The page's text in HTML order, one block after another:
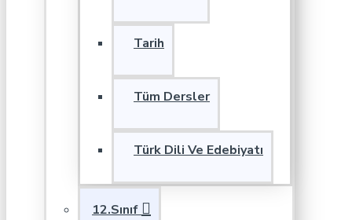
Tarih
Tüm Dersler
Türk Dili Ve Edebiyatı
12.Sınıf